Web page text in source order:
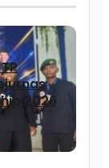
2026